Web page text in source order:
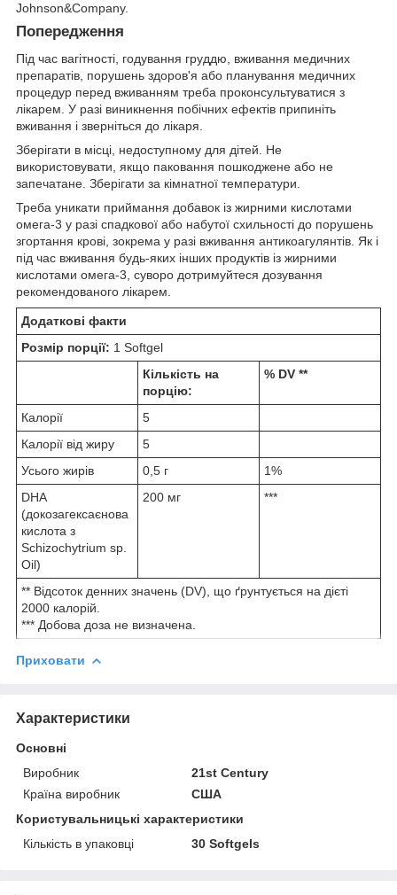
Johnson&Company.
Попередження
Під час вагітності, годування груддю, вживання медичних
препаратів, порушень здоров'я або планування медичних
процедур перед вживанням треба проконсультуватися з
лікарем. У разі виникнення побічних ефектів припиніть
вживання і зверніться до лікаря.
Зберігати в місці, недоступному для дітей. Не
використовувати, якщо паковання пошкоджене або не
запечатане. Зберігати за кімнатної температури.
Треба уникати приймання добавок із жирними кислотами
омега-3 у разі спадкової або набутої схильності до порушень
згортання крові, зокрема у разі вживання антикоагулянтів. Як і
під час вживання будь-яких інших продуктів із жирними
кислотами омега-3, суворо дотримуйтеся дозування
рекомендованого лікарем.
Додаткові факти
Розмір порції: 1 Softgel
Кількість на
порцію:
% DV **
Калорії
5
Калорії від жиру
5
Усього жирів
0,5 г
1%
DHA
(докозагексаєнова
кислота з
Schizochytrium sp.
Oil)
200 мг ***
** Відсоток денних значень (DV), що ґрунтується на дієті
2000 калорій.
*** Добова доза не визначена.
Приховати
Характеристики
Основні
Виробник
21st Century
Країна виробник
США
Користувальницькі характеристики
Кількість в упаковці
30 Softgels